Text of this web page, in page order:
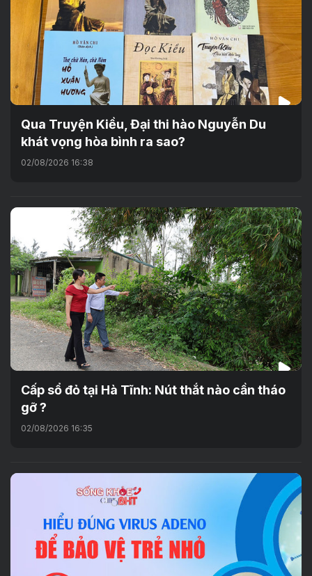
Qua Truyện Kiều, Đại thi hào Nguyễn Du
khát vọng hòa bình ra sao?
02/08/2026 16:38
Cấp sổ đỏ tại Hà Tĩnh: Nút thắt nào cần tháo
gỡ ?
02/08/2026 16:35